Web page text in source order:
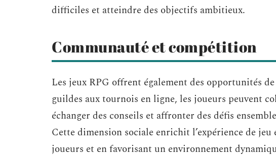
difficiles et atteindre des objectifs ambitieux.
Communauté et compétition
Les jeux RPG offrent également des opportunités
guildes aux tournois en ligne, les joueurs peuvent
échanger des conseils et affronter des défis
Cette dimension sociale enrichit l’expérience de
joueurs et en favorisant un environnement